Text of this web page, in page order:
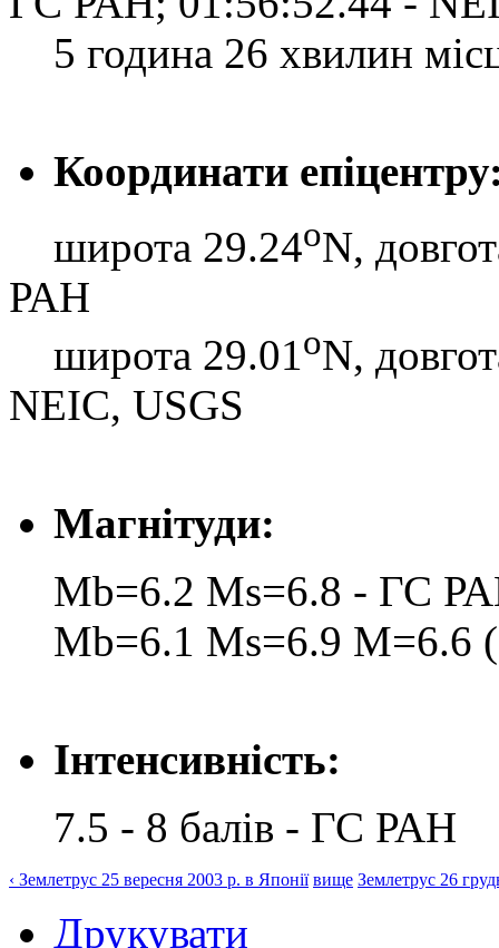
5 година 26 хвилин
Координати
широта 29.24oN,
РАН
широта 29.01oN,
NEIC, USGS
Магнітуди:
Mb=6.2 Ms=6.8 - ГС
Mb=6.1 Ms=6.9 M=6.6
Інтенсивність:
7.5 - 8 балів - ГС РАН
‹ Землетрус 25 вересня 2003 р. в Японії вище Землетрус 26
Друкувати